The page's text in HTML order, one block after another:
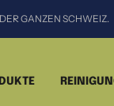
GANZEN SCHWEIZ.